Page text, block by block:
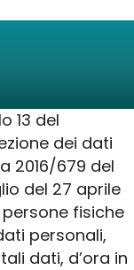
13 del
dei dati
2016/679 del
del 27 aprile
fisiche
personali,
dati, d’ora in